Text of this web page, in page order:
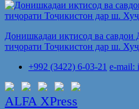
Донишкадаи иқтисод ва савдои
тиҷорати Тоҷикистон дар ш.
+992 (3422) 6-03-21 e-mail:
ALFA XPress